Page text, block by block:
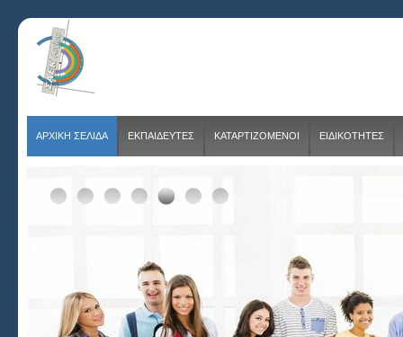
ΑΡΧΙΚΗ ΣΕΛΙΔΑ ΕΚΠΑΙΔΕΥΤΕΣ ΚΑΤΑΡΤΙΖΟΜΕΝΟΙ ΕΙΔΙΚΟΤΗΤΕΣ